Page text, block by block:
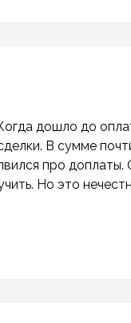
дошло до
В сумме
про доплаты.
Но это